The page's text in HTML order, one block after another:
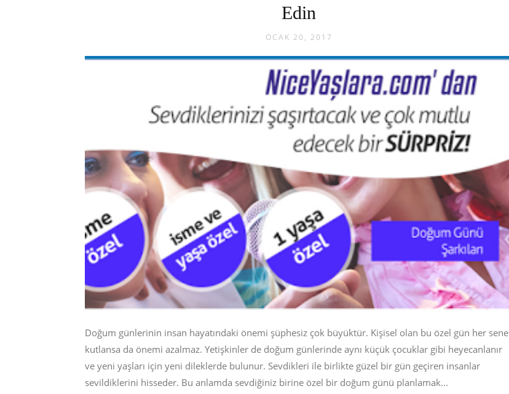
Edin
OCAK 20, 2017
Doğum günlerinin insan hayatındaki önemi şüphesiz çok büyüktür. Kişisel olan bu özel gün her sene
kutlansa da önemi azalmaz. Yetişkinler de doğum günlerinde aynı küçük çocuklar gibi heyecanlanır
ve yeni yaşları için yeni dileklerde bulunur. Sevdikleri ile birlikte güzel bir gün geçiren insanlar
sevildiklerini hisseder. Bu anlamda sevdiğiniz birine özel bir doğum günü planlamak...